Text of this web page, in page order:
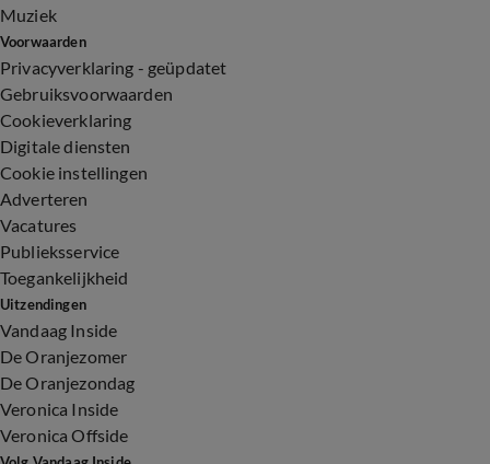
Muziek
Voorwaarden
Privacyverklaring - geüpdatet
Gebruiksvoorwaarden
Cookieverklaring
Digitale diensten
Cookie instellingen
Adverteren
Vacatures
Publieksservice
Toegankelijkheid
Uitzendingen
Vandaag Inside
De Oranjezomer
De Oranjezondag
Veronica Inside
Veronica Offside